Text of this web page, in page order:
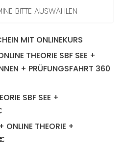
MIT ONLINEKURS
THEORIE SBF SEE +
+ PRÜFUNGSFAHRT 360
SBF SEE +
ONLINE THEORIE +